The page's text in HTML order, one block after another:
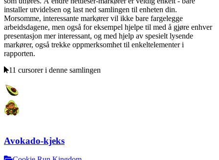
installer utvidelsen og last ned samlingen til enheten din.
Morsomme, interessante markører vil ikke bare fargelegge
arbeidsdagene, men også for eksempel hjelpe til med å gjøre enhver
presentasjon mer interessant, og med hjelp av spesielt lysende
markører, også trekke oppmerksomhet til enkeltelementer i
rapporten.
11 cursorer i denne samlingen
Avokado-kjeks